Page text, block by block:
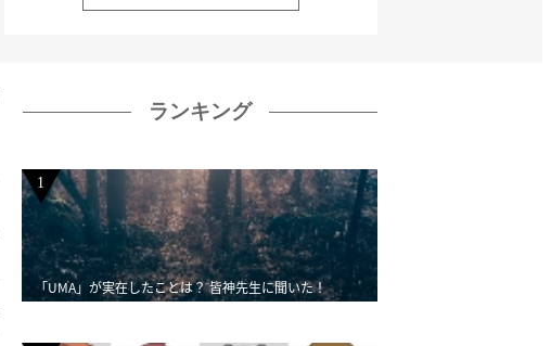
ランキング
1
「UMA」が実在したことは？ 皆神先生に聞いた！